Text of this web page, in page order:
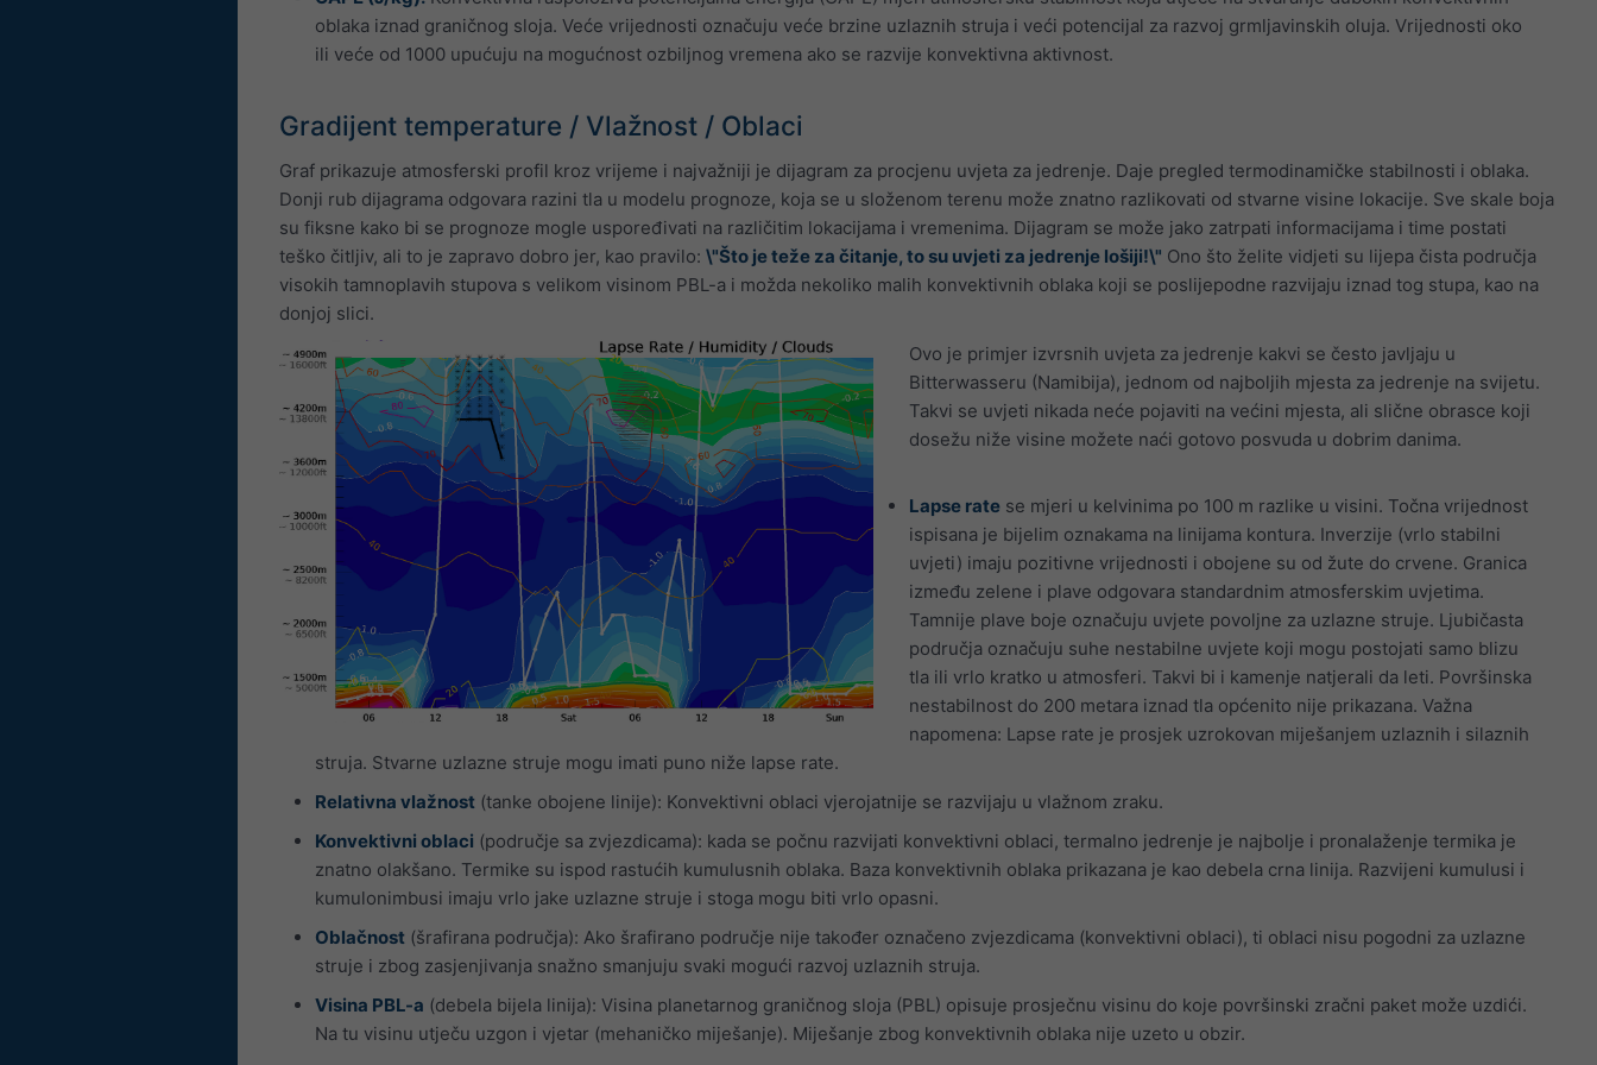
oblaka iznad graničnog sloja. Veće vrijednosti označuju veće brzine uzlaznih struja i veći potencijal za razvoj grmljavinskih oluja. Vrijednosti oko
ili veće od 1000 upućuju na mogućnost ozbiljnog vremena ako se razvije konvektivna aktivnost.
Gradijent temperature / Vlažnost / Oblaci
Graf prikazuje atmosferski profil kroz vrijeme i najvažniji je dijagram za procjenu uvjeta za jedrenje. Daje pregled termodinamičke stabilnosti i oblaka.
Donji rub dijagrama odgovara razini tla u modelu prognoze, koja se u složenom terenu može znatno razlikovati od stvarne visine lokacije. Sve skale boja
su fiksne kako bi se prognoze mogle uspoređivati na različitim lokacijama i vremenima. Dijagram se može jako zatrpati informacijama i time postati
teško čitljiv, ali to je zapravo dobro jer, kao pravilo: \"Što je teže za čitanje, to su uvjeti za jedrenje lošiji!\" Ono što želite vidjeti su lijepa čista područja
visokih tamnoplavih stupova s velikom visinom PBL-a i možda nekoliko malih konvektivnih oblaka koji se poslijepodne razvijaju iznad tog stupa, kao na
donjoj slici.
Ovo je primjer izvrsnih uvjeta za jedrenje kakvi se često javljaju u
Bitterwasseru (Namibija), jednom od najboljih mjesta za jedrenje na svijetu.
Takvi se uvjeti nikada neće pojaviti na većini mjesta, ali slične obrasce koji
dosežu niže visine možete naći gotovo posvuda u dobrim danima.
Lapse rate se mjeri u kelvinima po 100 m razlike u visini. Točna vrijednost
ispisana je bijelim oznakama na linijama kontura. Inverzije (vrlo stabilni
uvjeti) imaju pozitivne vrijednosti i obojene su od žute do crvene. Granica
između zelene i plave odgovara standardnim atmosferskim uvjetima.
Tamnije plave boje označuju uvjete povoljne za uzlazne struje. Ljubičasta
područja označuju suhe nestabilne uvjete koji mogu postojati samo blizu
tla ili vrlo kratko u atmosferi. Takvi bi i kamenje natjerali da leti. Površinska
nestabilnost do 200 metara iznad tla općenito nije prikazana. Važna
napomena: Lapse rate je prosjek uzrokovan miješanjem uzlaznih i silaznih
struja. Stvarne uzlazne struje mogu imati puno niže lapse rate.
Relativna vlažnost (tanke obojene linije): Konvektivni oblaci vjerojatnije se razvijaju u vlažnom zraku.
Konvektivni oblaci (područje sa zvjezdicama): kada se počnu razvijati konvektivni oblaci, termalno jedrenje je najbolje i pronalaženje termika je
znatno olakšano. Termike su ispod rastućih kumulusnih oblaka. Baza konvektivnih oblaka prikazana je kao debela crna linija. Razvijeni kumulusi i
kumulonimbusi imaju vrlo jake uzlazne struje i stoga mogu biti vrlo opasni.
Oblačnost (šrafirana područja): Ako šrafirano područje nije također označeno zvjezdicama (konvektivni oblaci), ti oblaci nisu pogodni za uzlazne
struje i zbog zasjenjivanja snažno smanjuju svaki mogući razvoj uzlaznih struja.
Visina PBL-a (debela bijela linija): Visina planetarnog graničnog sloja (PBL) opisuje prosječnu visinu do koje površinski zračni paket može uzdići.
Na tu visinu utječu uzgon i vjetar (mehaničko miješanje). Miješanje zbog konvektivnih oblaka nije uzeto u obzir.